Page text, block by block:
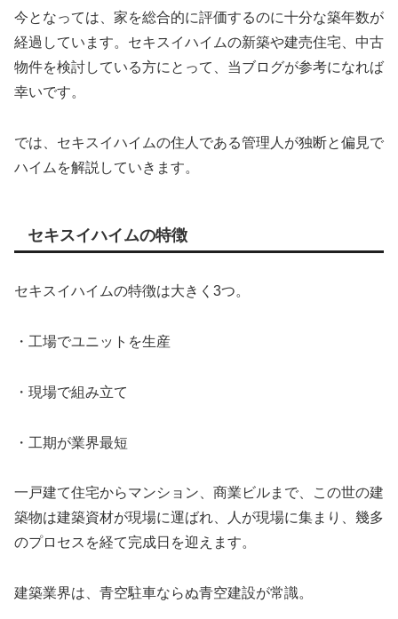
今となっては、家を総合的に評価するのに十分な築年数が
経過しています。セキスイハイムの新築や建売住宅、中古
物件を検討している方にとって、当ブログが参考になれば
幸いです。
では、セキスイハイムの住人である管理人が独断と偏見で
ハイムを解説していきます。
セキスイハイムの特徴
セキスイハイムの特徴は大きく3つ。
・工場でユニットを生産
・現場で組み立て
・工期が業界最短
一戸建て住宅からマンション、商業ビルまで、この世の建
築物は建築資材が現場に運ばれ、人が現場に集まり、幾多
のプロセスを経て完成日を迎えます。
建築業界は、青空駐車ならぬ青空建設が常識。